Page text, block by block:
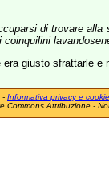
di trovare
era giusto sfrattarle
- Informativa privacy e cookie
Commons Attribuzione -